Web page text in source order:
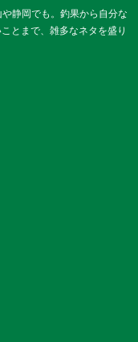
静岡でも。釣果から自分な
とまで、雑多なネタを盛り